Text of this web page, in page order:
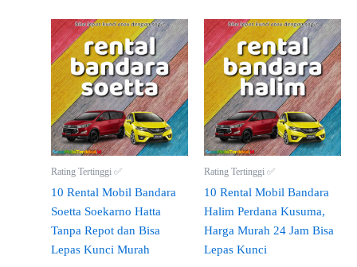
Rating Tertinggi ✅
10 Rental Mobil Bandara
Soetta Soekarno Hatta
Tanpa Repot dan Bisa
Lepas Kunci Murah
Rating Tertinggi ✅
10 Rental Mobil Bandara
Halim Perdana Kusuma,
Harga Murah 24 Jam Bisa
Lepas Kunci